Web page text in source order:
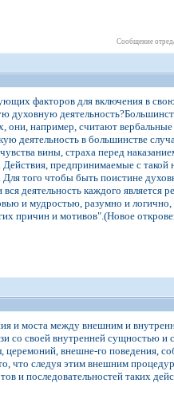
Сообщение
факторов для включения в
духовную
например, считают
деятельность в большинстве
вины, страха перед
предпринимаемые с такой
того чтобы быть поистине
деятельность каждого является
и мудростью, разумно и логично,
причин и мотивов".(Новое
и моста между внешним и
со своей внутренней сущностью
внешне-го поведения,
что следуя этим внешним
и последовательностей таких